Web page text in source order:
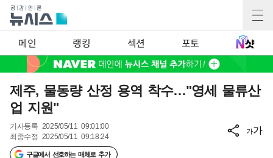
메인 랭킹 섹션 포토
제주, 물동량 산정 용역 착수…"영세 물류산
업 지원"
기사등록 2025/05/11 09:01:00
최종수정 2025/05/11 09:18:24
구글에서 선호하는 매체로 추가
가가